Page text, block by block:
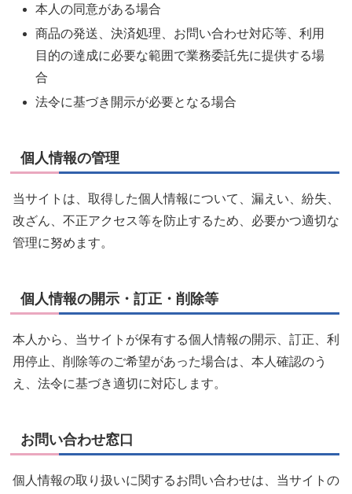
本人の同意がある場合
商品の発送、決済処理、お問い合わせ対応等、利用
目的の達成に必要な範囲で業務委託先に提供する場
合
法令に基づき開示が必要となる場合
個人情報の管理
当サイトは、取得した個人情報について、漏えい、紛失、
改ざん、不正アクセス等を防止するため、必要かつ適切な
管理に努めます。
個人情報の開示・訂正・削除等
本人から、当サイトが保有する個人情報の開示、訂正、利
用停止、削除等のご希望があった場合は、本人確認のう
え、法令に基づき適切に対応します。
お問い合わせ窓口
個人情報の取り扱いに関するお問い合わせは、当サイトの